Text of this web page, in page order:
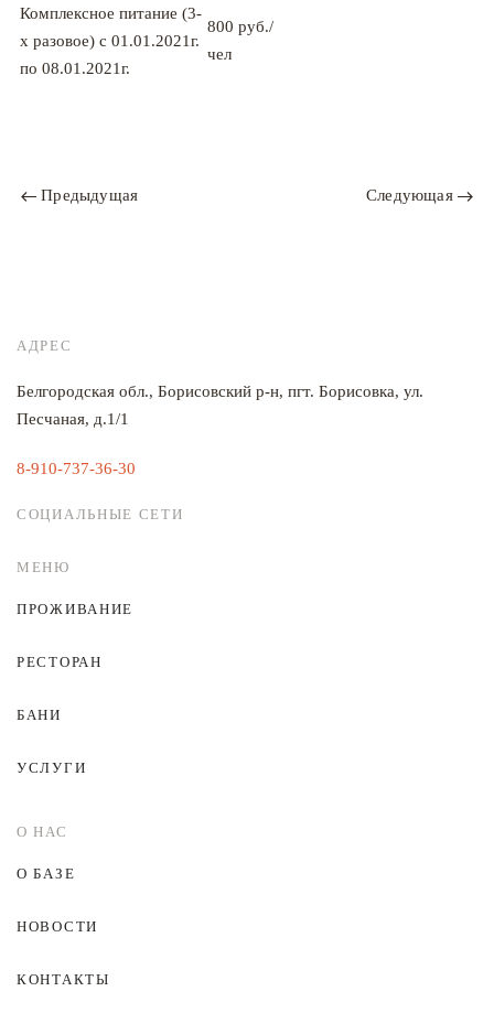
Комплексное питание (3-
х разовое) с 01.01.2021г.
по 08.01.2021г.
800 руб./
чел
Предыдущая Следующая
АДРЕС
Белгородская обл., Борисовский р-н, пгт. Борисовка, ул.
Песчаная, д.1/1
8-910-737-36-30
СОЦИАЛЬНЫЕ СЕТИ
МЕНЮ
ПРОЖИВАНИЕ
РЕСТОРАН
БАНИ
УСЛУГИ
О НАС
О БАЗЕ
НОВОСТИ
КОНТАКТЫ